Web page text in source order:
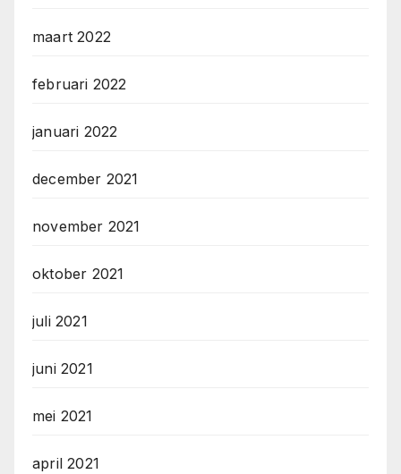
maart 2022
februari 2022
januari 2022
december 2021
november 2021
oktober 2021
juli 2021
juni 2021
mei 2021
april 2021